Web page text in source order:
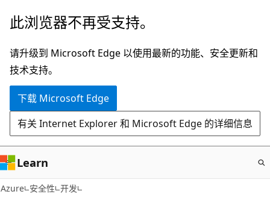
跳
主
要
内
此浏览器不再受支持。
请升级到 Microsoft Edge 以使用最新的功能、安全更新和
技术支持。
下载 Microsoft Edge
有关 Internet Explorer 和 Microsoft Edge 的详细信息
Learn
Azure 安全性 开发